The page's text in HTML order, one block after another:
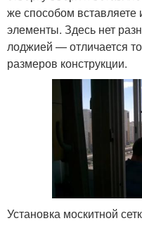
же способом
элементы. Здесь нет
лоджией — отличается
размеров конструкции.
Установка москитной